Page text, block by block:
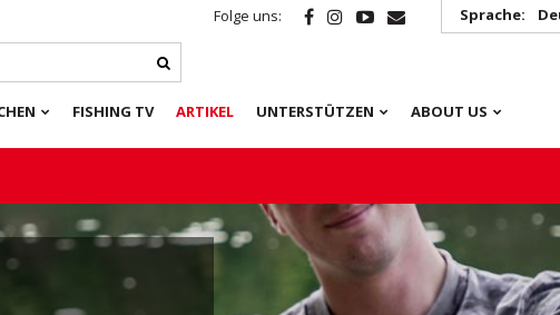
Folge uns: Sprache:
FISHING TV ARTIKEL UNTERSTÜTZEN ABOUT US